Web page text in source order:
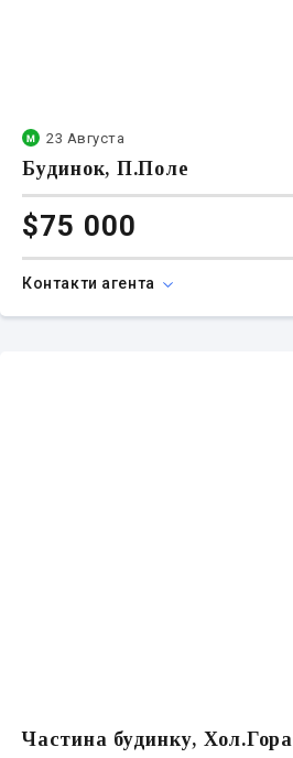
23 Августа
Будинок, П.Поле
$75 000
Контакти агента
Частина будинку, Хол.Гора